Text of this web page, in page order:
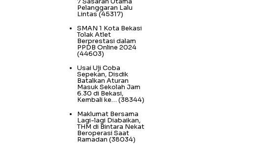
Pelanggaran Lalu
Lintas(45317)
SMAN 1 Kota Bekasi
Tolak Atlet
Berprestasi dalam
PPDB Online 2024
(44603)
Usai Uji Coba
Sepekan, Disdik
Batalkan Aturan
Masuk Sekolah Jam
6.30 di Bekasi,
Kembali ke… (38344)
Maklumat Bersama
Lagi-lagi Diabaikan,
THM di Bintara Nekat
Beroperasi Saat
Ramadan (38034)